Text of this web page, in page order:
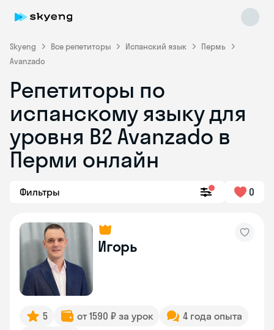
Skyeng Все репетиторы Испанский язык
Пермь
Avanzado
Репетиторы по
испанскому языку для
уровня B2 Avanzado в
Перми онлайн
Фильтры 0
Игорь
5 от 1590 ₽ за урок
4 года опыта
Skyeng Chat